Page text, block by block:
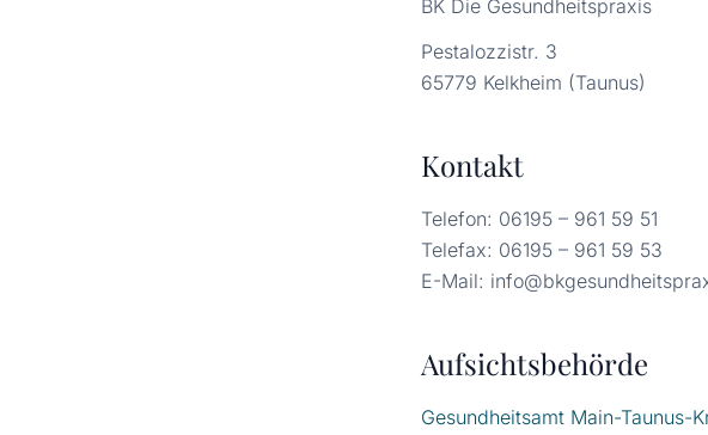
BK Die Gesundheitspraxis
Pestalozzistr. 3
65779 Kelkheim (Taunus)
Kontakt
Telefon: 06195 – 961 59 51
Telefax: 06195 – 961 59 53
E-Mail:
Aufsichtsbehörde
Gesundheitsamt Main-Taunus-